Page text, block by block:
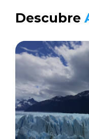
Descubre